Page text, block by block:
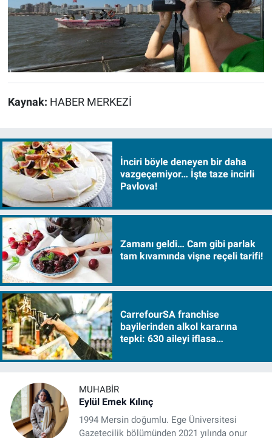
Kaynak: HABER MERKEZİ
İnciri böyle deneyen bir daha
vazgeçemiyor… İşte taze incirli
Pavlova!
Zamanı geldi… Cam gibi parlak
tam kıvamında vişne reçeli tarifi!
CarrefourSA franchise
bayilerinden alkol kararına
tepki: 630 aileyi iflasa
MUHABIR
Eylül Emek Kılınç
1994 Mersin doğumlu. Ege Üniversitesi
Gazetecilik bölümünden 2021 yılında onur